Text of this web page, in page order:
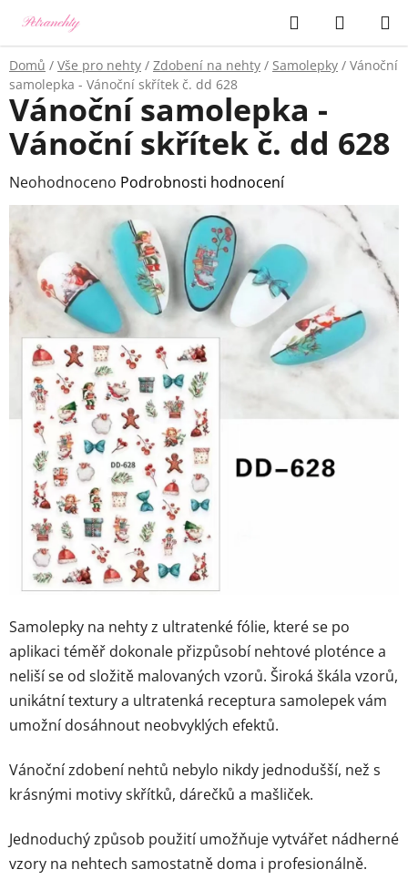
obsah
Hledat
KOŠÍK
Domů / Vše pro nehty / Zdobení na nehty / Samolepky / Vánoční
samolepka - Vánoční skřítek č. dd 628
Samolepky na nehty z ultratenké fólie, které se po
aplikaci téměř dokonale přizpůsobí nehtové ploténce a
neliší se od složitě malovaných vzorů. Široká škála vzorů,
unikátní textury a ultratenká receptura samolepek vám
umožní dosáhnout neobvyklých efektů.
Vánoční zdobení nehtů nebylo nikdy jednodušší, než s
krásnými motivy skřítků, dárečků a mašliček.
Jednoduchý způsob použití umožňuje vytvářet nádherné
vzory na nehtech samostatně doma i profesionálně.
Vánoční samolepka -
Vánoční skřítek č. dd 628
Průměrné
hodnocení
produktu
je
0,0
z
hvězdiček.
Neohodnoceno Podrobnosti hodnocení